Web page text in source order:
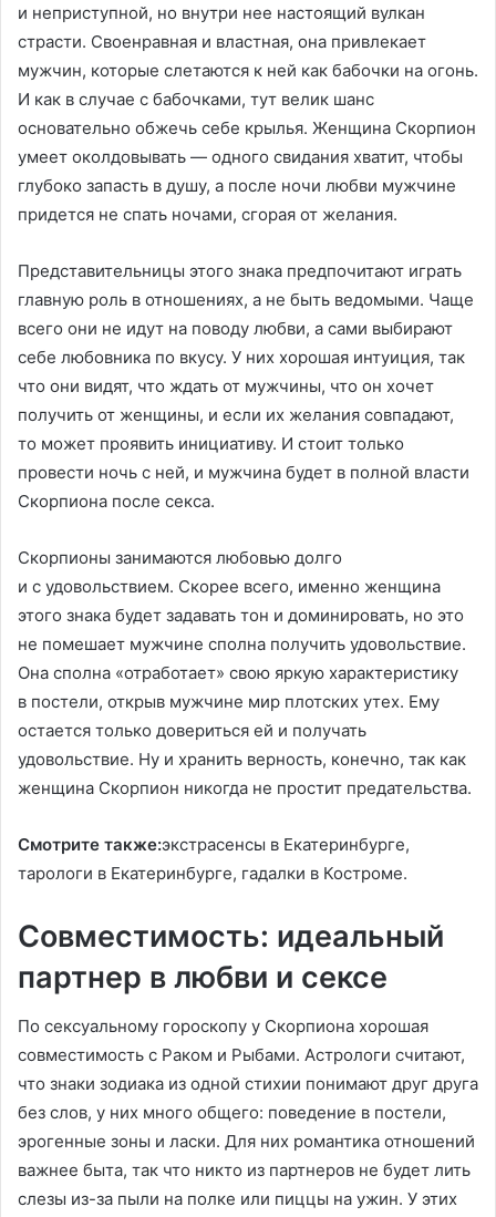
и неприступной, но внутри нее настоящий вулкан
страсти. Своенравная и властная, она привлекает
мужчин, которые слетаются к ней как бабочки на огонь.
И как в случае с бабочками, тут велик шанс
основательно обжечь себе крылья. Женщина Скорпион
умеет околдовывать — одного свидания хватит, чтобы
глубоко запасть в душу, а после ночи любви мужчине
придется не спать ночами, сгорая от желания.
Представительницы этого знака предпочитают играть
главную роль в отношениях, а не быть ведомыми. Чаще
всего они не идут на поводу любви, а сами выбирают
себе любовника по вкусу. У них хорошая интуиция, так
что они видят, что ждать от мужчины, что он хочет
получить от женщины, и если их желания совпадают,
то может проявить инициативу. И стоит только
провести ночь с ней, и мужчина будет в полной власти
Скорпиона после секса.
Скорпионы занимаются любовью долго
и с удовольствием. Скорее всего, именно женщина
этого знака будет задавать тон и доминировать, но это
не помешает мужчине сполна получить удовольствие.
Она сполна «отработает» свою яркую характеристику
в постели, открыв мужчине мир плотских утех. Ему
остается только довериться ей и получать
удовольствие. Ну и хранить верность, конечно, так как
женщина Скорпион никогда не простит предательства.
Смотрите также:экстрасенсы в Екатеринбурге,
тарологи в Екатеринбурге, гадалки в Костроме.
Совместимость: идеальный
партнер в любви и сексе
По сексуальному гороскопу у Скорпиона хорошая
совместимость с Раком и Рыбами. Астрологи считают,
что знаки зодиака из одной стихии понимают друг друга
без слов, у них много общего: поведение в постели,
эрогенные зоны и ласки. Для них романтика отношений
важнее быта, так что никто из партнеров не будет лить
слезы из-за пыли на полке или пиццы на ужин. У этих